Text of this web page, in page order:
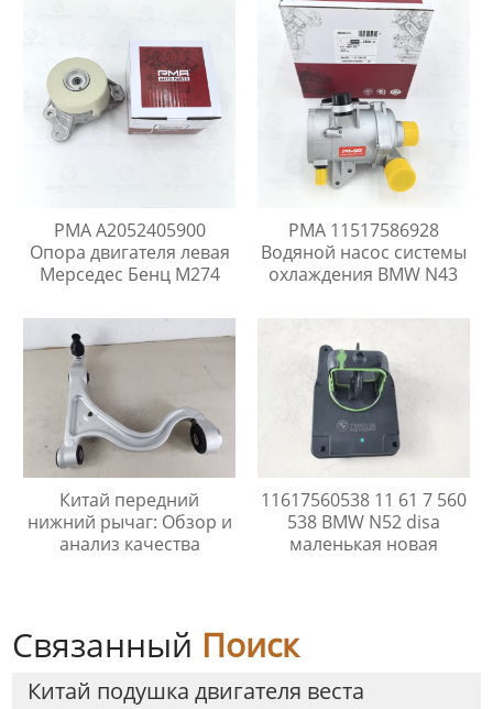
PMA A2052405900
Опора двигателя левая
Мерседес Бенц M274
PMA 11517586928
Водяной насос системы
охлаждения BMW N43
Китай передний
нижний рычаг: Обзор и
анализ качества
11617560538 11 61 7 560
538 BMW N52 disa
маленькая новая
Связанный Поиск
Китай подушка двигателя веста